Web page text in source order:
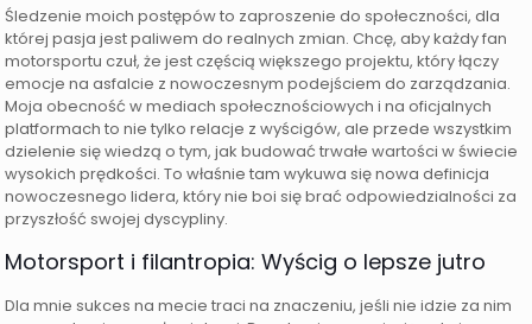
Śledzenie moich postępów to zaproszenie do społeczności, dla
której pasja jest paliwem do realnych zmian. Chcę, aby każdy fan
motorsportu czuł, że jest częścią większego projektu, który łączy
emocje na asfalcie z nowoczesnym podejściem do zarządzania.
Moja obecność w mediach społecznościowych i na oficjalnych
platformach to nie tylko relacje z wyścigów, ale przede wszystkim
dzielenie się wiedzą o tym, jak budować trwałe wartości w świecie
wysokich prędkości. To właśnie tam wykuwa się nowa definicja
nowoczesnego lidera, który nie boi się brać odpowiedzialności za
przyszłość swojej dyscypliny.
Motorsport i filantropia: Wyścig o lepsze jutro
Dla mnie sukces na mecie traci na znaczeniu, jeśli nie idzie za nim